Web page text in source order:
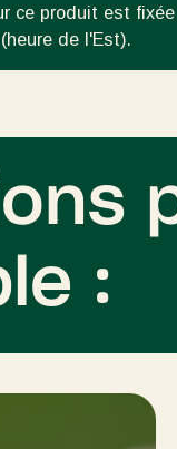
ce produit est
de l'Est).
: